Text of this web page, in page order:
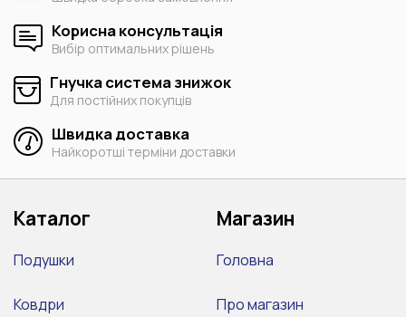
Корисна консультація
Вибір оптимальних рішень
Гнучка система знижок
Для постійних покупців
Швидка доставка
Найкоротші терміни доставки
Каталог
Подушки
Ковдри
Магазин
Головна
Про магазин